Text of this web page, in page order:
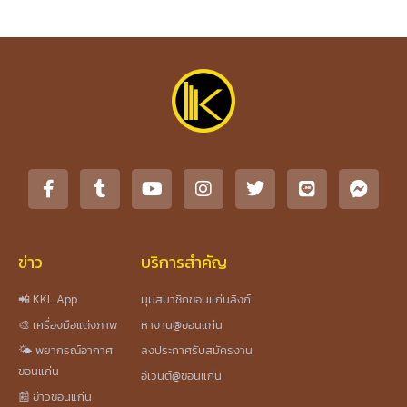
ข่าว
📲 KKL App
🎨 เครื่องมือแต่งภาพ
🌤️ พยากรณ์อากาศ
ขอนแก่น
📰 ข่าวขอนแก่น
บริการสำคัญ
มุมสมาชิกขอนแก่นลิงก์
หางาน@ขอนแก่น
ลงประกาศรับสมัครงาน
อีเวนต์@ขอนแก่น